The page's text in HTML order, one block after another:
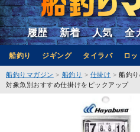
履歴 新着 人気 全
船釣り ジギング タイラバ ロッ
船釣りマガジン 船釣り 仕掛け
船釣
対象魚別おすすめ仕掛けをピックアップ